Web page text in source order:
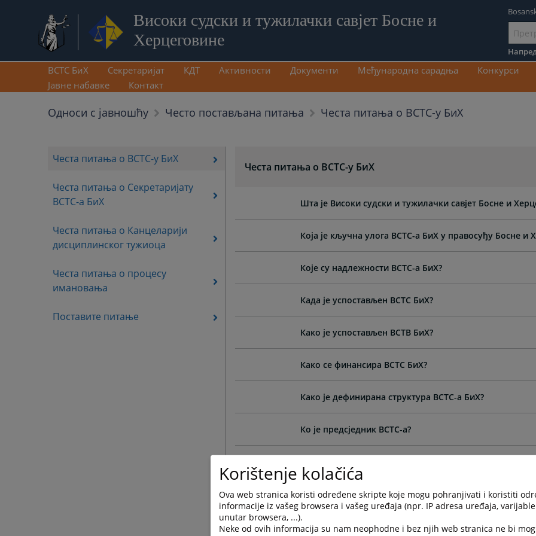
Високи судски и тужилачки савјет Босне и
Херцеговине
Иди
на
ВСТС БиХ Секретаријат КДТ Активности Документи Међународна сарадња Конкурси
Јавне набавке
Контакт
Односи с јавношћу Често постављана питања Честа питања о ВСТС-у БиХ
Честа питања о ВСТС-у БиХ
Честа питања о Секретаријату
ВСТС-а БиХ
Честа питања о Канцеларији
дисциплинског тужиоца
Честа питања о процесу
имановања
Поставите питање
Честа питања о ВСТС-у БиХ
Шта је Високи судски и тужилачки савјет Босне и
Која је кључна улога ВСТС-а БиХ у правосуђу Босне и
Које су надлежности ВСТС-а БиХ?
Када је успостављен ВСТС БиХ?
Како је успостављен ВСТВ БиХ?
Како се финансира ВСТС БиХ?
Како је дефинирана структура ВСТС-а БиХ?
Ко је предсједник ВСТС-а?
Како се бирају предсједник и потпредсједници ВСТС-
Колико траје мандат предсједника ВСТС-а БиХ?
Korištenje kolačića
Ova web stranica koristi određene skripte koje mogu pohranjivati i koristiti
informacije iz vašeg browsera i vašeg uređaja (npr. IP adresa uređaja,
unutar browsera, ...).
Neke od ovih informacija su nam neophodne i bez njih web stranica ne bi